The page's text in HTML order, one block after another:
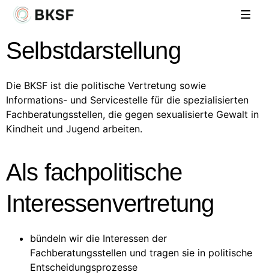
Selbstdarstellung
Die BKSF ist die politische Vertretung sowie
Informations- und Servicestelle für die spezialisierten
Fachberatungsstellen, die gegen sexualisierte Gewalt in
Kindheit und Jugend arbeiten.
Als fachpolitische
Interessenvertretung
bündeln wir die Interessen der
Fachberatungsstellen und tragen sie in politische
Entscheidungsprozesse